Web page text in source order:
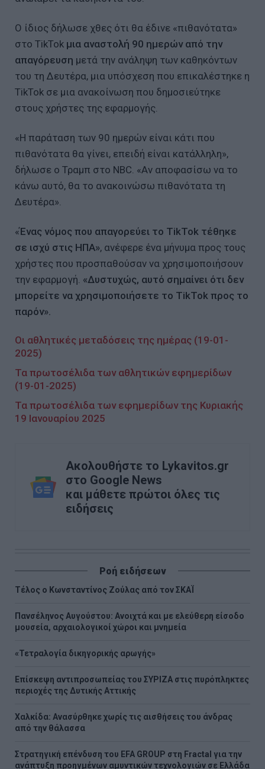
Ο ίδιος δήλωσε χθες ότι θα έδινε «πιθανότατα»
στο TikTok μια αναστολή 90 ημερών από την
απαγόρευση μετά την ανάληψη των καθηκόντων
του τη Δευτέρα, μια υπόσχεση που επικαλέστηκε η
TikTok σε μια ανακοίνωση που δημοσιεύτηκε
στους χρήστες της εφαρμογής.
«Η παράταση των 90 ημερών είναι κάτι που
πιθανότατα θα γίνει, επειδή είναι κατάλληλη»,
δήλωσε ο Τραμπ στο NBC. «Αν αποφασίσω να το
κάνω αυτό, θα το ανακοινώσω πιθανότατα τη
Δευτέρα».
«Ένας νόμος που απαγορεύει το TikTok τέθηκε
σε ισχύ στις ΗΠΑ», ανέφερε ένα μήνυμα προς τους
χρήστες που προσπαθούσαν να χρησιμοποιήσουν
την εφαρμογή. «Δυστυχώς, αυτό σημαίνει ότι δεν
μπορείτε να χρησιμοποιήσετε το TikTok προς το
παρόν».
Οι αθλητικές μεταδόσεις της ημέρας (19-01-
2025)
Τα πρωτοσέλιδα των αθλητικών εφημερίδων
(19-01-2025)
Τα πρωτοσέλιδα των εφημερίδων της Κυριακής
19 Ιανουαρίου 2025
Ακολουθήστε το Lykavitos.gr
στο Google News
και μάθετε πρώτοι όλες τις
ειδήσεις
Ροή ειδήσεων
Τέλος ο Κωνσταντίνος Ζούλας από τον ΣΚΑΪ
Πανσέληνος Αυγούστου: Ανοιχτά και με ελεύθερη είσοδο
μουσεία, αρχαιολογικοί χώροι και μνημεία
«Τετραλογία δικηγορικής αρωγής»
Επίσκεψη αντιπροσωπείας του ΣΥΡΙΖΑ στις πυρόπληκτες
περιοχές της Δυτικής Αττικής
Χαλκίδα: Ανασύρθηκε χωρίς τις αισθήσεις του άνδρας
από την θάλασσα
Στρατηγική επένδυση του EFA GROUP στη Fractal για την
ανάπτυξη προηγμένων αμυντικών τεχνολογιών σε Ελλάδα